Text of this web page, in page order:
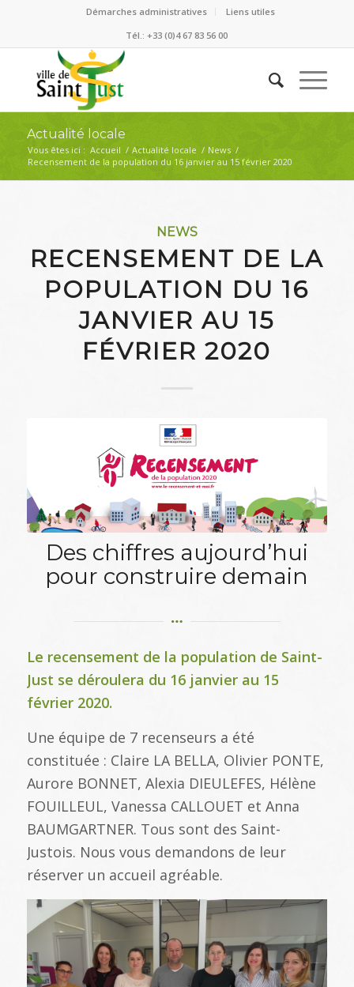
Démarches administratives
Liens utiles
Tél.: +33 (0)4 67 83 56 00
Actualité locale
Vous êtes ici : Accueil / Actualité locale / News /
Recensement de la population du 16 janvier au 15 février 2020
NEWS
RECENSEMENT DE LA
POPULATION DU 16
JANVIER AU 15
FÉVRIER 2020
Des chiffres aujourd’hui
pour construire demain
Le recensement de la population de Saint-
Just se déroulera du 16 janvier au 15
février 2020.
Une équipe de 7 recenseurs a été
constituée : Claire LA BELLA, Olivier PONTE,
Aurore BONNET, Alexia DIEULEFES, Hélène
FOUILLEUL, Vanessa CALLOUET et Anna
BAUMGARTNER. Tous sont des Saint-
Justois. Nous vous demandons de leur
réserver un accueil agréable.